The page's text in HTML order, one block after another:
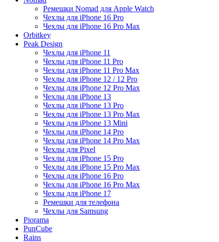
Ремешки Nomad для Apple Watch
Чехлы для iPhone 16 Pro
Чехлы для iPhone 16 Pro Max
Orbitkey
Peak Design
Чехлы для iPhone 11
Чехлы для iPhone 11 Pro
Чехлы для iPhone 11 Pro Max
Чехлы для iPhone 12 / 12 Pro
Чехлы для iPhone 12 Pro Max
Чехлы для iPhone 13
Чехлы для iPhone 13 Pro
Чехлы для iPhone 13 Pro Max
Чехлы для iPhone 13 Mini
Чехлы для iPhone 14 Pro
Чехлы для iPhone 14 Pro Max
Чехлы для Pixel
Чехлы для iPhone 15 Pro
Чехлы для iPhone 15 Pro Max
Чехлы для iPhone 16 Pro
Чехлы для iPhone 16 Pro Max
Чехлы для iPhone 17
Ремешки для телефона
Чехлы для Samsung
Piorama
PunCube
Rains